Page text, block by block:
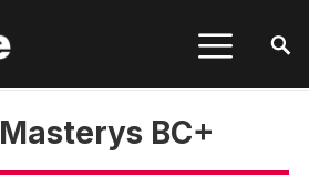
Masterys BC+